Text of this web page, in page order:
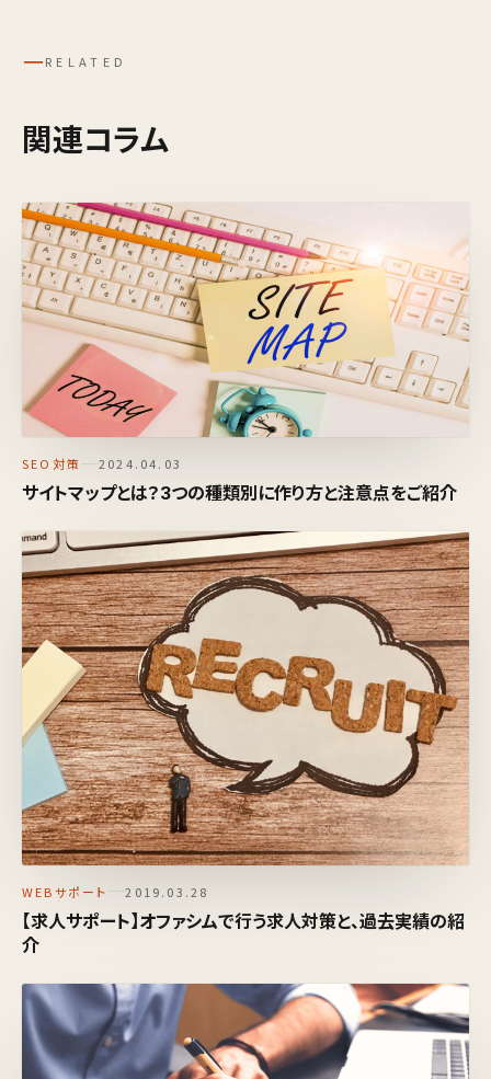
─RELATED
関連コラム
SEO対策 2024.04.03
サイトマップとは？3つの種類別に作り方と注意点をご紹介
WEBサポート 2019.03.28
【求人サポート】オファシムで行う求人対策と、過去実績の紹
介